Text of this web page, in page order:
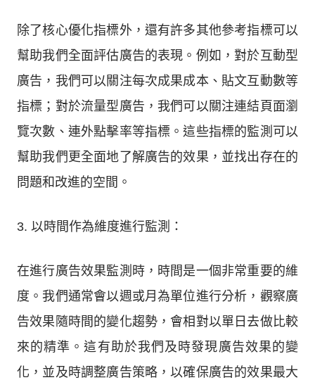
除了核心優化指標外，還有許多其他參考指標可以
幫助我們全面評估廣告的表現。例如，對於互動型
廣告，我們可以關注每次成果成本、貼文互動數等
指標；對於流量型廣告，我們可以關注連結頁面瀏
覽次數、連外點擊率等指標。這些指標的監測可以
幫助我們更全面地了解廣告的效果，並找出存在的
問題和改進的空間。
3. 以時間作為維度進行監測：
在進行廣告效果監測時，時間是一個非常重要的維
度。我們通常會以週或月為單位進行分析，觀察廣
告效果隨時間的變化趨勢，會相對以單日去做比較
來的精準。這有助於我們及時發現廣告效果的變
化，並及時調整廣告策略，以確保廣告的效果最大